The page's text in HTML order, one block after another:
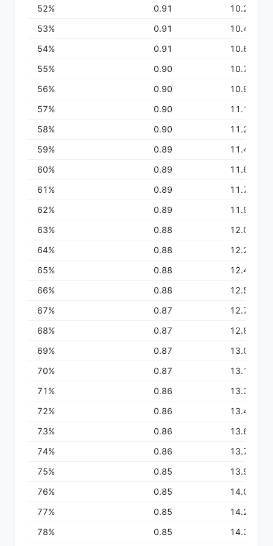
52% 0.91
10.27
53% 0.91
10.44
54% 0.91
10.61
55% 0.90
10.78
56% 0.90
10.94
57% 0.90
11.11
58% 0.90
11.28
59% 0.89
11.44
60% 0.89
11.61
61 % 0.89
11.77
62% 0.89
11.93
63% 0.88
12.09
64% 0.88
12.25
65% 0.88
12.41
66% 0.88
12.56
67% 0.87
12.72
68% 0.87
12.88
69% 0.87
13.03
70% 0.87
13.18
71 % 0.86
13.33
72% 0.86
13.48
73% 0.86
13.63
74% 0.86
13.77
75% 0.85
13.92
76% 0.85
14.06
77% 0.85
14.21
78% 0.85
14.35
間がかかりすぎるので合わない
共有PCやバーコードリーダーを購入する初期
LabStockerは、お手持ちのスマホを使って手軽に
試薬管理ができます。
もっと詳しく